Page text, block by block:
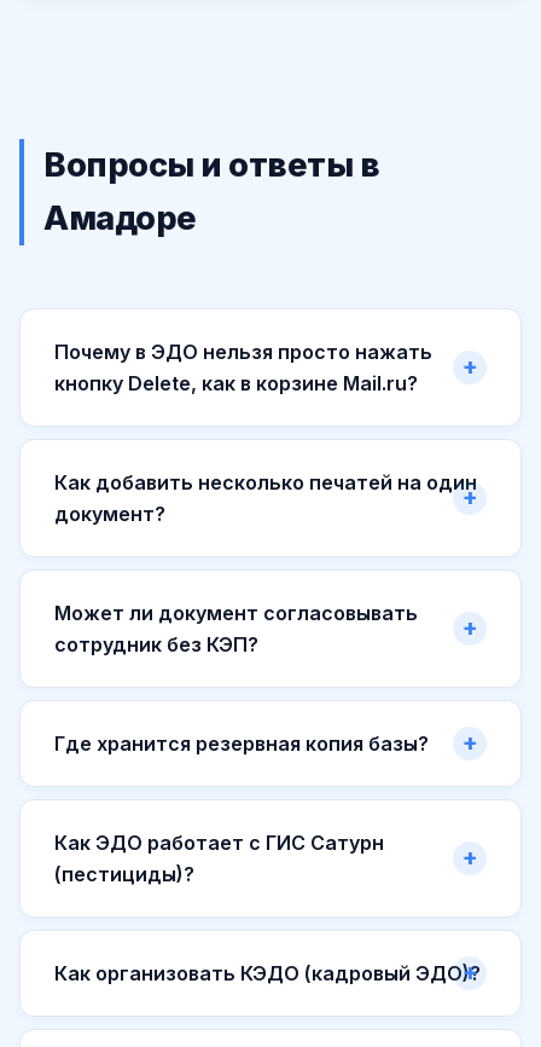
Вопросы и ответы в
Амадоре
Почему в ЭДО нельзя просто нажать
кнопку Delete, как в корзине Mail.ru?
Как добавить несколько печатей на один
документ?
Может ли документ согласовывать
сотрудник без КЭП?
Где хранится резервная копия базы?
Как ЭДО работает с ГИС Сатурн
(пестициды)?
Как организовать КЭДО (кадровый ЭДО)?